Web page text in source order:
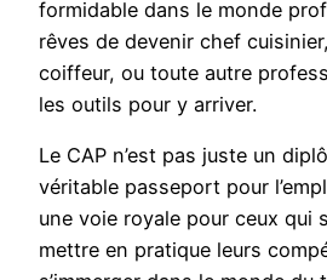
formidable dans le monde
rêves de devenir chef
coiffeur, ou toute autre
les outils pour y arriver.
Le CAP n’est pas juste un
véritable passeport pour
une voie royale pour ceux qui
mettre en pratique leurs